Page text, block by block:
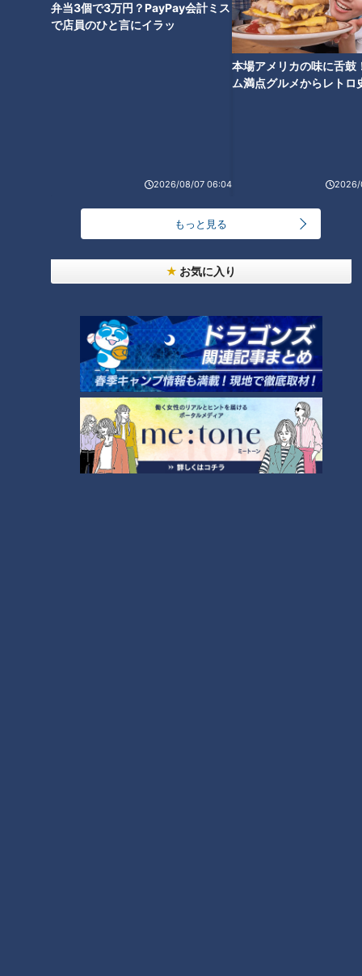
弁当3個で3万円？PayPay会計ミス
で店員のひと言にイラッ
2026/08/07 06:04
本場アメリカの味に舌鼓
ム満点グルメからレトロ
2026/
もっと見る
お気に入り
【全力！なにわ実験部～ナゴヤのギモン、ガチ検証
～】キャロットフレンチロースト
CBC NEWS
小学校講師の男(38)を児童ポルノ所持の疑いで逮
災害時の“最後の手段” 車中泊避難で気をつけること
合死に至る｢エコノミークラス症候群｣にならないた
めに
2026/08/06 19:14
トヨタ 台風13号接近で国内9工場で7日の稼働停止
｢海上輸送への影響を踏まえ判断｣ 夏季連休明けの
17日から再開予定
2026/08/06 19:06
学習塾で10代男性を救急搬送 大量の汗に嘔吐… 熱
中症か 塾関係者が消防に通報 名古屋
2026/08/06 19:01